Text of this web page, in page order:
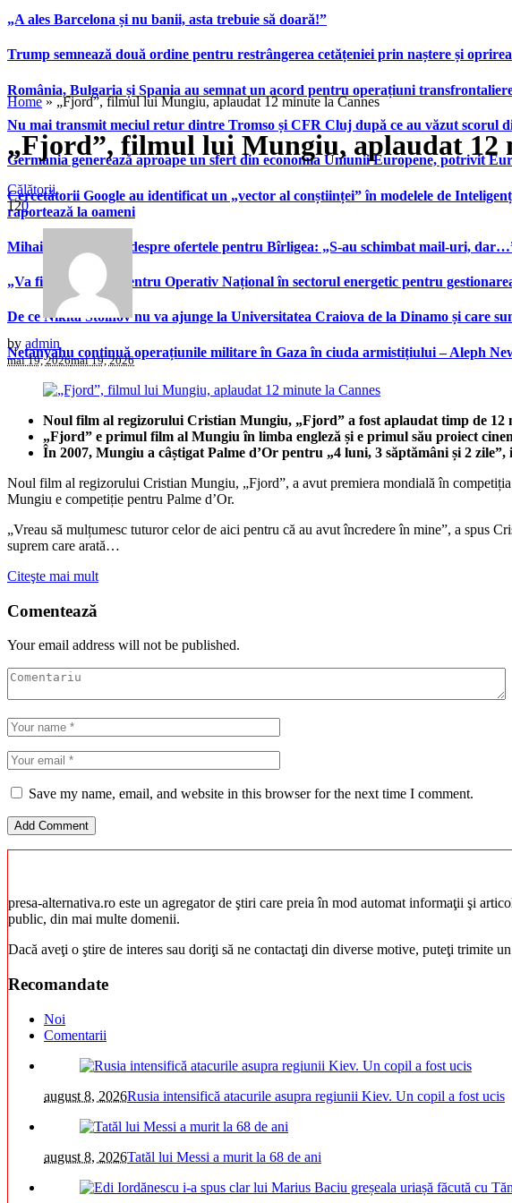
„A ales Barcelona și nu banii, asta trebuie să doară!”
Trump semnează două ordine pentru restrângerea cetățeniei prin naștere și
România, Bulgaria și Spania au semnat un acord pentru operațiuni
Nu mai transmit meciul retur dintre Tromso și CFR Cluj după ce au văzut scorul
Germania generează aproape un sfert din economia Uniunii Europene, potrivit
Cercetătorii Google au identificat un „vector al conștiinței” în modelele de
raportează la oameni
Mihai Stoica, anunț despre ofertele pentru Bîrligea: „S-au schimbat mail-uri,
„Va fi înființat un Centru Operativ Național în sectorul energetic pentru
De ce Nikita Stoinov nu va ajunge la Universitatea Craiova de la Dinamo și care
Netanyahu continuă operațiunile militare în Gaza în ciuda armistițiului – Aleph
Home»„Fjord”, filmul lui Mungiu, aplaudat 12 minute la Cannes
„Fjord”, filmul lui Mungiu, aplaudat 12
Călătorii
120
by admin
mai 19, 2026mai 19, 2026
Noul film al regizorului Cristian Mungiu, „Fjord” a fost aplaudat timp de 12
„Fjord” e primul film al Mungiu în limba engleză și e primul său proiect
În 2007, Mungiu a câștigat Palme d’Or pentru „4 luni, 3 săptămâni și 2
Noul film al regizorului Cristian Mungiu, „Fjord”, a avut premiera mondială în
Mungiu e competiție pentru Palme d’Or.
„Vreau să mulțumesc tuturor celor de aici pentru că au avut încredere în mine”, a spus
suprem care arată…
Citeşte mai mult
Comentează
Your email address will not be published.
Save my name, email, and website in this browser for the next time I comment.
presa-alternativa.ro este un agregator de ştiri care preia în mod automat informaţii şi
public, din mai multe domenii.
Dacă aveţi o ştire de interes sau doriţi să ne contactaţi din diverse motive, puteţi trimite
Recomandate
Noi
Comentarii
august 8, 2026Rusia intensifică atacurile asupra regiunii Kiev. Un copil a fost ucis
august 8, 2026Tatăl lui Messi a murit la 68 de ani